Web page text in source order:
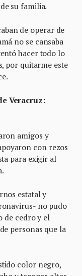
su familia.
de operar de
no se cansaba
hacer todo lo
por quitarme este
Veracruz:
amigos y
con rezos
para exigir al
estatal y
no pudo
de cedro y el
personas que la
color negro,